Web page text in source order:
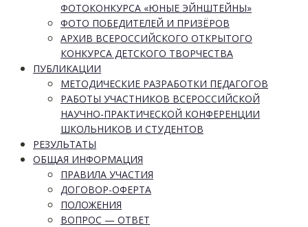
ФОТОКОНКУРСА «ЮНЫЕ ЭЙНШТЕЙНЫ»
ФОТО ПОБЕДИТЕЛЕЙ И ПРИЗЁРОВ
АРХИВ ВСЕРОССИЙСКОГО ОТКРЫТОГО
КОНКУРСА ДЕТСКОГО ТВОРЧЕСТВА
ПУБЛИКАЦИИ
МЕТОДИЧЕСКИЕ РАЗРАБОТКИ ПЕДАГОГОВ
РАБОТЫ УЧАСТНИКОВ ВСЕРОССИЙСКОЙ
НАУЧНО-ПРАКТИЧЕСКОЙ КОНФЕРЕНЦИИ
ШКОЛЬНИКОВ И СТУДЕНТОВ
РЕЗУЛЬТАТЫ
ОБЩАЯ ИНФОРМАЦИЯ
ПРАВИЛА УЧАСТИЯ
ДОГОВОР-ОФЕРТА
ПОЛОЖЕНИЯ
ВОПРОС — ОТВЕТ